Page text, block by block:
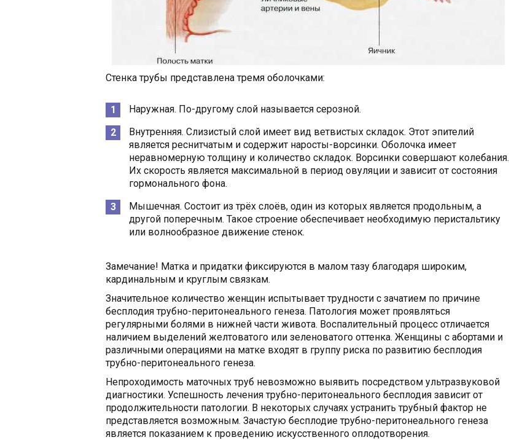
Стенка трубы представлена тремя оболочками:
Наружная. По-другому слой называется серозной.
Внутренняя. Слизистый слой имеет вид ветвистых складок. Этот эпителий
является реснитчатым и содержит наросты-ворсинки. Оболочка имеет
неравномерную толщину и количество складок. Ворсинки совершают колебания.
Их скорость является максимальной в период овуляции и зависит от состояния
гормонального фона.
Мышечная. Состоит из трёх слоёв, один из которых является продольным, а
другой поперечным. Такое строение обеспечивает необходимую перистальтику
или волнообразное движение стенок.
Замечание! Матка и придатки фиксируются в малом тазу благодаря широким,
кардинальным и круглым связкам.
Значительное количество женщин испытывает трудности с зачатием по причине
бесплодия трубно-перитонеального генеза. Патология может проявляться
регулярными болями в нижней части живота. Воспалительный процесс отличается
наличием выделений желтоватого или зеленоватого оттенка. Женщины с абортами и
различными операциями на матке входят в группу риска по развитию бесплодия
трубно-перитонеального генеза.
Непроходимость маточных труб невозможно выявить посредством ультразвуковой
диагностики. Успешность лечения трубно-перитонеального бесплодия зависит от
продолжительности патологии. В некоторых случаях устранить трубный фактор не
представляется возможным. Зачастую бесплодие трубно-перитонеального генеза
является показанием к проведению искусственного оплодотворения.